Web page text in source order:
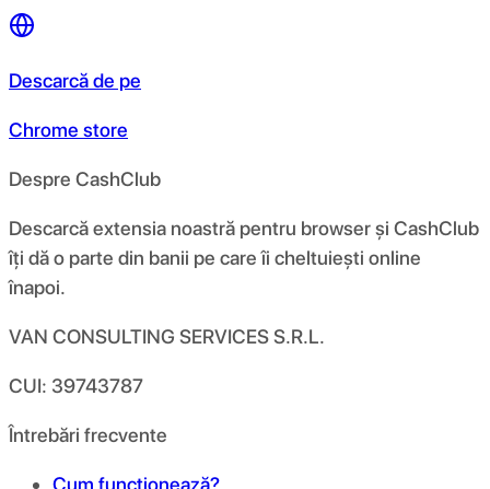
Descarcă de pe
Chrome store
Despre CashClub
Descarcă extensia noastră pentru browser și CashClub
îți dă o parte din banii pe care îi cheltuiești online
înapoi.
VAN CONSULTING SERVICES S.R.L.
CUI: 39743787
Întrebări frecvente
Cum funcționează?